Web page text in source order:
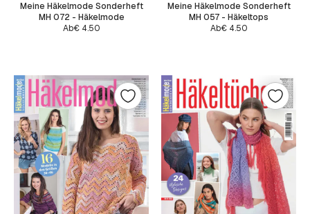
Meine Häkelmode Sonderheft
MH 072 - Häkelmode
Ab€4.50
Meine Häkelmode Sonderheft
MH 057 - Häkeltops
Ab€4.50